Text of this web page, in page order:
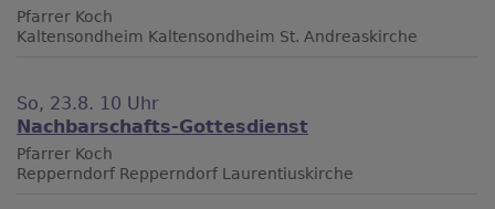
Pfarrer Koch
Kaltensondheim Kaltensondheim St. Andreaskirche
So, 23.8. 10 Uhr
Nachbarschafts-Gottesdienst
Pfarrer Koch
Repperndorf Repperndorf Laurentiuskirche